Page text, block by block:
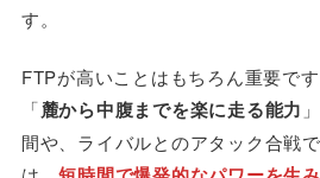
す。
FTPが高いことはもちろん重要で
「麓から中腹までを楽に走る能力
間や、ライバルとのアタック合戦